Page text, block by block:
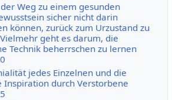
Weg zu einem gesunden
sicher nicht darin
können, zurück zum Urzustand zu
geht es darum, die
Technik beherrschen zu lernen
jedes Einzelnen und die
Inspiration durch Verstorbene